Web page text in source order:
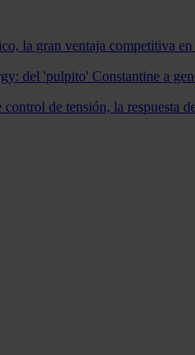
la gran ventaja competitiva
del 'pulpito' Constantine a
de tensión, la respuesta